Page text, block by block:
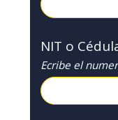
NIT o
Ecribe el